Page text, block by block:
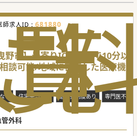
覧
師求人ID : 681880
野市】最寄りICより車で10分以
談可能/地域に密着した医療機
し 住宅手当あり 退職金制度あり 専門医不問
外科